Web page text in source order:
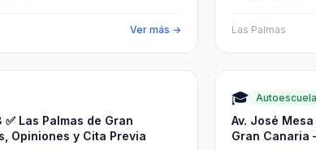
Ver más → Las Palmas
Las Palmas de Gran
Opiniones y Cita Previa
🎓 Autoescuela
Av. José
Gran Canaria